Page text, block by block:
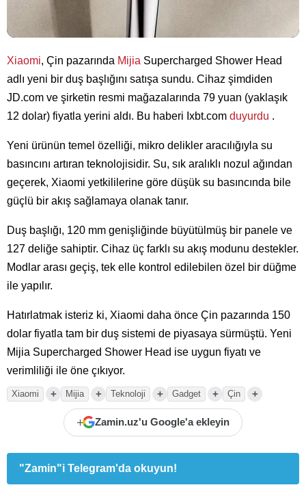
Xiaomi, Çin pazarında Mijia Supercharged Shower Head
adlı yeni bir duş başlığını satışa sundu. Cihaz şimdiden
JD.com ve şirketin resmi mağazalarında 79 yuan (yaklaşık
12 dolar) fiyatla yerini aldı. Bu haberi Ixbt.com duyurdu .
Yeni ürünün temel özelliği, mikro delikler aracılığıyla su
basıncını artıran teknolojisidir. Su, sık aralıklı nozul ağından
geçerek, Xiaomi yetkililerine göre düşük su basıncında bile
güçlü bir akış sağlamaya olanak tanır.
Duş başlığı, 120 mm genişliğinde büyütülmüş bir panele ve
127 deliğe sahiptir. Cihaz üç farklı su akış modunu destekler.
Modlar arası geçiş, tek elle kontrol edilebilen özel bir düğme
ile yapılır.
Hatırlatmak isteriz ki, Xiaomi daha önce Çin pazarında 150
dolar fiyatla tam bir duş sistemi de piyasaya sürmüştü. Yeni
Mijia Supercharged Shower Head ise uygun fiyatı ve
verimliliği ile öne çıkıyor.
Xiaomi + Mijia + Teknoloji + Gadget + Çin +
+ Zamin.uz'u Google'a ekleyin
"Zamin"i Telegram'da okuyun!